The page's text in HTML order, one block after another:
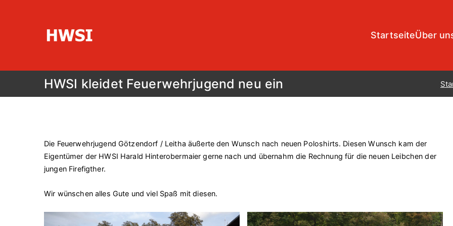
StartseiteÜber
HWSI kleidet Feuerwehrjugend neu ein
Die Feuerwehrjugend Götzendorf / Leitha äußerte den Wunsch nach neuen Poloshirts. Diesen Wunsch kam der
Eigentümer der HWSI Harald Hinterobermaier gerne nach und übernahm die Rechnung für die neuen Leibchen der
jungen Firefigther.
Wir wünschen alles Gute und viel Spaß mit diesen.